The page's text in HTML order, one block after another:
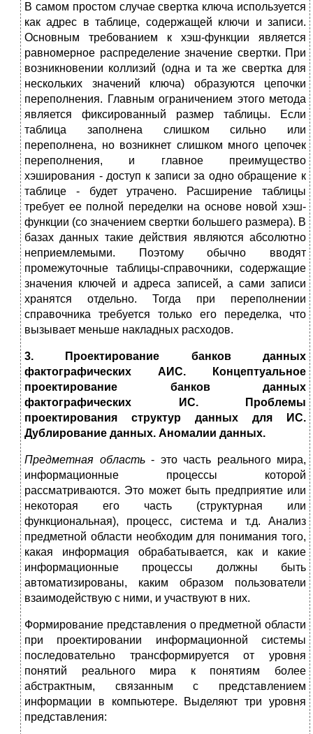
В самом простом случае свертка ключа используется
как адрес в таблице, содержащей ключи и записи.
Основным требованием к хэш-функции является
равномерное распределение значение свертки. При
возникновении коллизий (одна и та же свертка для
нескольких значений ключа) образуются цепочки
переполнения. Главным ограничением этого метода
является фиксированный размер таблицы. Если
таблица заполнена слишком сильно или
переполнена, но возникнет слишком много цепочек
переполнения, и главное преимущество
хэширования - доступ к записи за одно обращение к
таблице - будет утрачено. Расширение таблицы
требует ее полной переделки на основе новой хэш-
функции (со значением свертки большего размера). В
базах данных такие действия являются абсолютно
неприемлемыми. Поэтому обычно вводят
промежуточные таблицы-справочники, содержащие
значения ключей и адреса записей, а сами записи
хранятся отдельно. Тогда при переполнении
справочника требуется только его переделка, что
вызывает меньше накладных расходов.
3. Проектирование банков данных
фактографических АИС. Концептуальное
проектирование банков данных
фактографических ИС. Проблемы
проектирования структур данных для ИС.
Дублирование данных. Аномалии данных.
Предметная область- это часть реального мира,
информационные процессы которой
рассматриваются. Это может быть предприятие или
некоторая его часть (структурная или
функциональная), процесс, система и т.д. Анализ
предметной области необходим для понимания того,
какая информация обрабатывается, как и какие
информационные процессы должны быть
автоматизированы, каким образом пользователи
взаимодействую с ними, и участвуют в них.
Формирование представления о предметной области
при проектировании информационной системы
последовательно трансформируется от уровня
понятий реального мира к понятиям более
абстрактным, связанным с представлением
информации в компьютере. Выделяют три уровня
представления: